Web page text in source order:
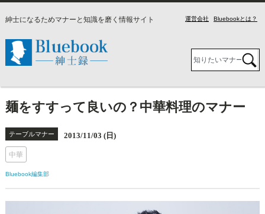
紳士になるためマナーと知識を磨く情報サイト Bluebookとは？
運営会社
麺をすすって良いの？中華料理のマナー
テーブルマナー 2013/11/03 (日)
中華
Bluebook編集部